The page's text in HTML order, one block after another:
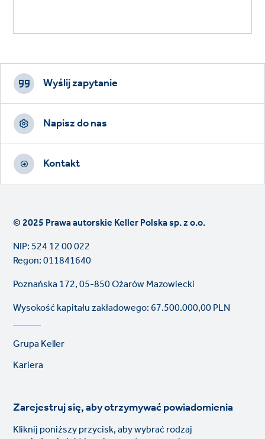
Footer
CTAs
Wyślij zapytanie
Napisz do nas
Kontakt
© 2025 Prawa autorskie Keller Polska sp. z o.o.
NIP: 524 12 00 022
Regon: 011841640
Poznańska 172, 05-850 Ożarów Mazowiecki
Wysokość kapitału zakładowego: 67.500.000,00 PLN
Footer
links
Grupa Keller
Kariera
Zarejestruj się, aby otrzymywać powiadomienia
Kliknij poniższy przycisk, aby wybrać rodzaj